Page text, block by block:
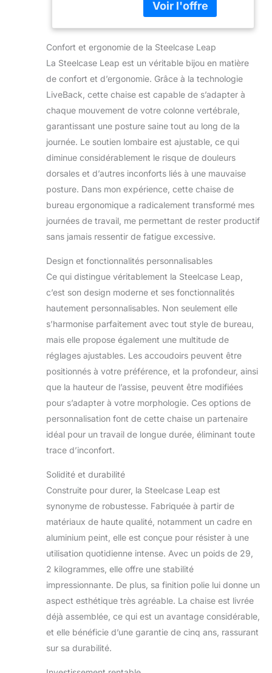
soutien lombaire,
assise pneumatique
réglable en hauteur,
tension d’inclinaison
réglable, 5 positions
d’inclinaison, dossier et
assise tapissés Confort
et soutien dorsal tout
au long de la journée: le
dossier enveloppant de
mouvements afin de
soutenir toute votre
colonne vertébrale,
vous offrant un confort
Technologie LiveBack:
permet au dossier
d’imiter et de soutenir
colonne vertébrale
Roulettes: adaptées
aux sols durs (parquet,
mous (moquettes, etc)
Chaise entièrement
montée; garantie
fabricant de douze ans;
fabriquée en France
Confort et ergonomie de la Steelcase Leap
La Steelcase Leap est un véritable bijou en matière
de confort et d’ergonomie. Grâce à la technologie
LiveBack, cette chaise est capable de s’adapter à
chaque mouvement de votre colonne vertébrale,
garantissant une posture saine tout au long de la
journée. Le soutien lombaire est ajustable, ce qui
diminue considérablement le risque de douleurs
dorsales et d’autres inconforts liés à une mauvaise
posture. Dans mon expérience, cette chaise de
bureau ergonomique a radicalement transformé mes
journées de travail, me permettant de rester productif
sans jamais ressentir de fatigue excessive.
Design et fonctionnalités personnalisables
Ce qui distingue véritablement la Steelcase Leap,
c’est son design moderne et ses fonctionnalités
hautement personnalisables. Non seulement elle
s’harmonise parfaitement avec tout style de bureau,
mais elle propose également une multitude de
réglages ajustables. Les accoudoirs peuvent être
positionnés à votre préférence, et la profondeur, ainsi
que la hauteur de l’assise, peuvent être modifiées
pour s’adapter à votre morphologie. Ces options de
personnalisation font de cette chaise un partenaire
idéal pour un travail de longue durée, éliminant toute
trace d’inconfort.
Solidité et durabilité
Construite pour durer, la Steelcase Leap est
synonyme de robustesse. Fabriquée à partir de
matériaux de haute qualité, notamment un cadre en
aluminium peint, elle est conçue pour résister à une
utilisation quotidienne intense. Avec un poids de 29,
2 kilogrammes, elle offre une stabilité
impressionnante. De plus, sa finition polie lui donne un
aspect esthétique très agréable. La chaise est livrée
déjà assemblée, ce qui est un avantage considérable,
et elle bénéficie d’une garantie de cinq ans, rassurant
sur sa durabilité.